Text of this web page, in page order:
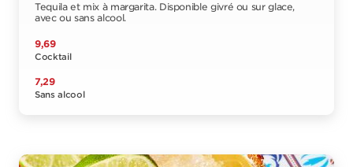
Tequila et mix à margarita. Disponible givré ou sur glace,
avec ou sans alcool.
9,69
Cocktail
7,29
Sans alcool